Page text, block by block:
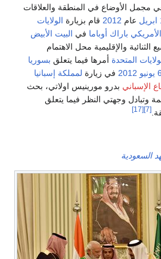
مجمل الأوضاع في المنطقة والعلاقات
عام 2012 قام بزيارة الولايات
باراك أوباما في البيت الأبيض
والإقليمية محل الاهتمام
المتحدة أمرها فيما يتعلق بسوريا
6 يونيو 2012 في زيارة لمملكة إسبانيا
الإسباني بدرو مورينيس اولاتي، بحث
وتبادل وجهتي النظر فيما يتعلق
[7]
[17]
السعودية